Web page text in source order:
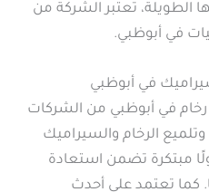
الطويلة، تُعتبر الشركة من
في أبوظبي.
في أبوظبي
في أبوظبي من الشركات
الرخام والسيراميك
مبتكرة تضمن استعادة
كما تعتمد على أحدث